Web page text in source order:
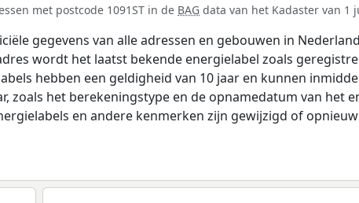
met postcode 1091ST in de BAG data van het Kadaster van 1
gegevens van alle adressen en gebouwen in
wordt het laatst bekende energielabel zoals
hebben een geldigheid van 10 jaar en kunnen
zoals het berekeningstype en de opnamedatum van het
en andere kenmerken zijn gewijzigd of